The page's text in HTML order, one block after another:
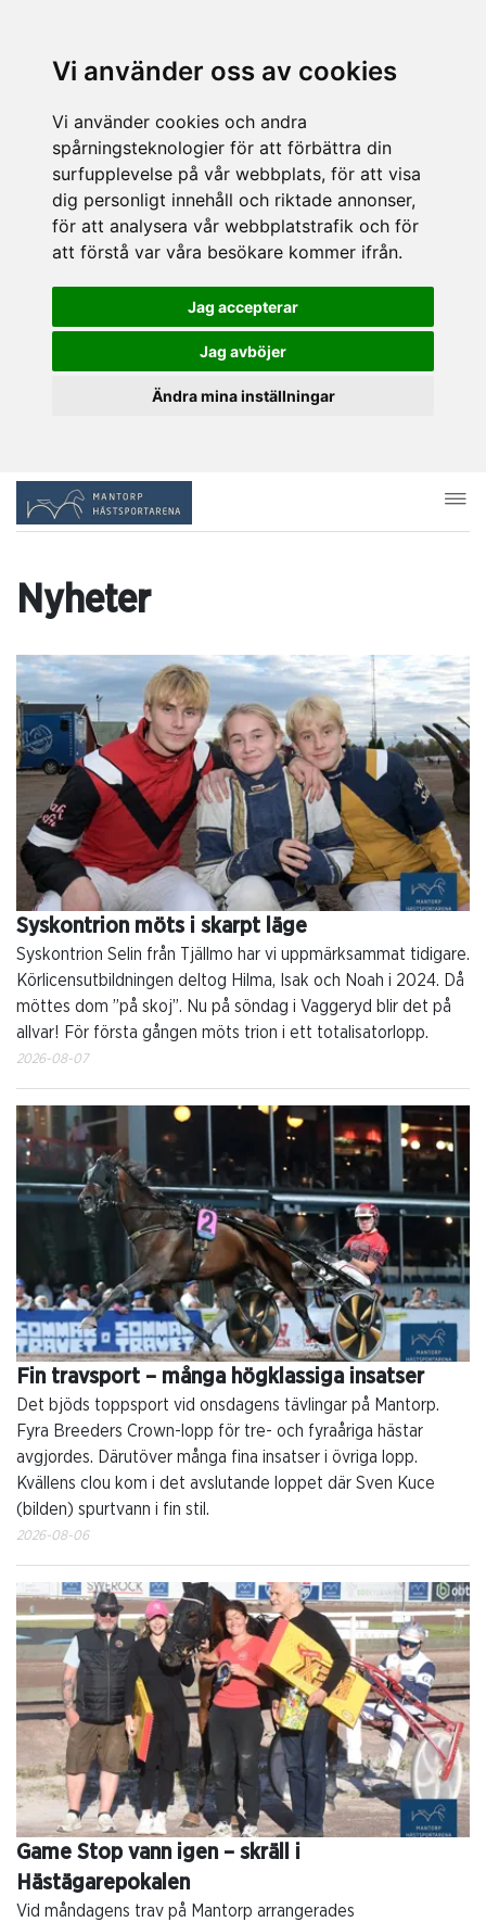
Vi använder oss av cookies
Vi använder cookies och andra
spårningsteknologier för att förbättra din
surfupplevelse på vår webbplats, för att visa
dig personligt innehåll och riktade annonser,
för att analysera vår webbplatstrafik och för
att förstå var våra besökare kommer ifrån.
Jag accepterar
Jag avböjer
Ändra mina inställningar
Nyheter
Syskontrion möts i skarpt läge
Syskontrion Selin från Tjällmo har vi uppmärksammat tidigare.
Körlicensutbildningen deltog Hilma, Isak och Noah i 2024. Då
möttes dom ”på skoj”. Nu på söndag i Vaggeryd blir det på
allvar! För första gången möts trion i ett totalisatorlopp.
2026-08-07
Fin travsport – många högklassiga insatser
Det bjöds toppsport vid onsdagens tävlingar på Mantorp.
Fyra Breeders Crown-lopp för tre- och fyraåriga hästar
avgjordes. Därutöver många fina insatser i övriga lopp.
Kvällens clou kom i det avslutande loppet där Sven Kuce
(bilden) spurtvann i fin stil.
2026-08-06
Game Stop vann igen – skräll i
Hästägarepokalen
Vid måndagens trav på Mantorp arrangerades